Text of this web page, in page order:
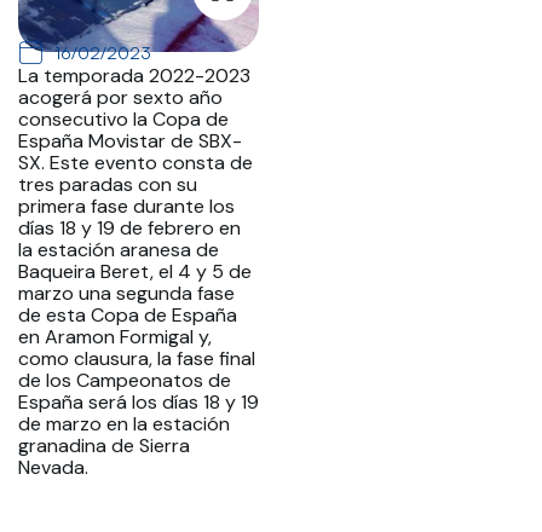
16/02/2023
La temporada 2022-2023
acogerá por sexto año
consecutivo la Copa de
España Movistar de SBX-
SX. Este evento consta de
tres paradas con su
primera fase durante los
días 18 y 19 de febrero en
la estación aranesa de
Baqueira Beret, el 4 y 5 de
marzo una segunda fase
de esta Copa de España
en Aramon Formigal y,
como clausura, la fase final
de los Campeonatos de
España será los días 18 y 19
de marzo en la estación
granadina de Sierra
Nevada.